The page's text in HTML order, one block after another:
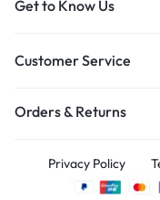
Get to Know Us
Customer Service
Orders & Returns
Privacy Policy